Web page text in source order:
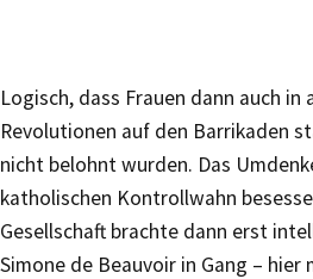
Logisch, dass Frauen dann auch in
Revolutionen auf den Barrikaden
nicht belohnt wurden. Das
katholischen Kontrollwahn
Gesellschaft brachte dann erst
Simone de Beauvoir in Gang – hier